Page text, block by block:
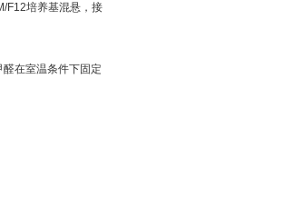
F12培养基混悬，接
在室温条件下固定